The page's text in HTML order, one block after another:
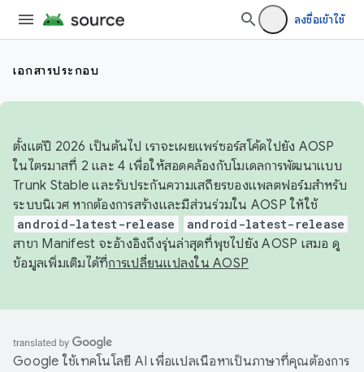
ลงชื่อเข้าใช้
เอกสารประกอบ
ตั้งแต่ปี 2026 เป็นต้นไป เราจะเผยแพร่ซอร์สโค้ดไปยัง AOSP
ในไตรมาสที่ 2 และ 4 เพื่อให้สอดคล้องกับโมเดลการพัฒนาแบบ
Trunk Stable และรับประกันความเสถียรของแพลตฟอร์มสำหรับ
ระบบนิเวศ หากต้องการสร้างและมีส่วนร่วมใน AOSP ให้ใช้
android-latest-release android-latest-release
สาขา Manifest จะอ้างอิงถึงรุ่นล่าสุดที่พุชไปยัง AOSP เสมอ ดู
ข้อมูลเพิ่มเติมได้ที่การเปลี่ยนแปลงใน AOSP
Google ใช้เทคโนโลยี AI เพื่อแปลเนื้อหาเป็นภาษาที่คุณต้องการ